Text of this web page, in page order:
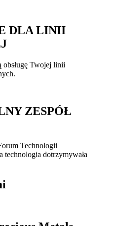
DLA LINII
Twojej linii
ZESPÓŁ
Technologii
technologia dotrzymywała